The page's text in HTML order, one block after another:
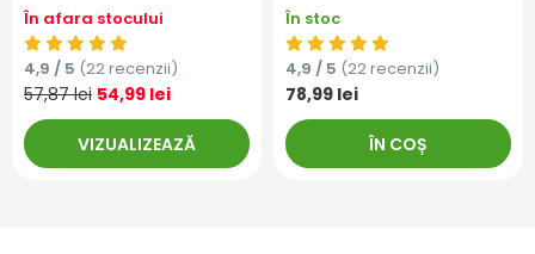
În afara stocului
4,9 / 5 (22 recenzii)
57,87 lei 54,99 lei
VIZUALIZEAZĂ
În stoc
4,9 / 5 (22 recenzii)
78,99 lei
ÎN COȘ